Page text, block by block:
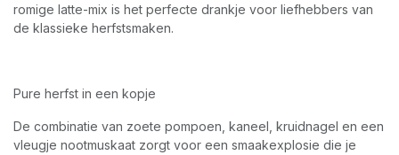
romige latte-mix is het perfecte drankje voor liefhebbers van
de klassieke herfstsmaken.
Pure herfst in een kopje
De combinatie van zoete pompoen, kaneel, kruidnagel en een
vleugje nootmuskaat zorgt voor een smaakexplosie die je